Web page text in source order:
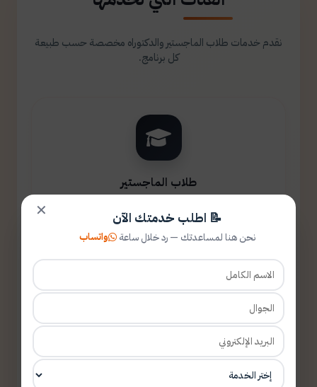
نقدم خدمات طلاب الماجستير والدكتوراه مخصصة حسب طبيعة
كل برنامج.
طلاب الماجستير
✕ 📝 اطلب خدمتك الآن
نحن هنا لمساعدتك — رد خلال ساعة واتساب